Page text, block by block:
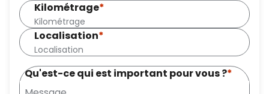
Kilométrage*
Localisation*
Qu'est-ce qui est important pour vous ?*